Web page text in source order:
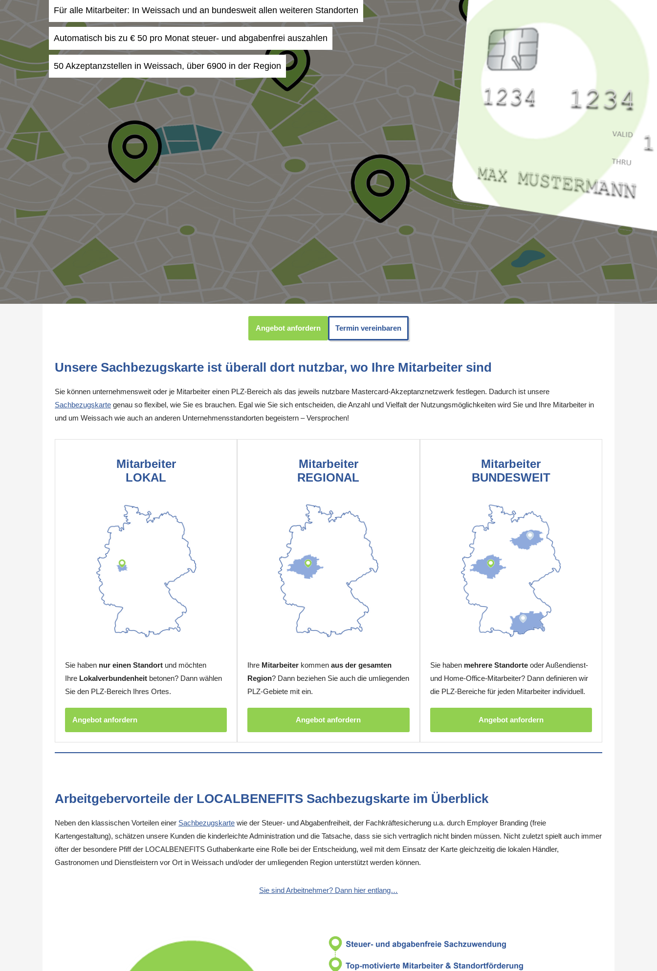
Für alle Mitarbeiter: In Weissach und an bundesweit allen weiteren Standorten
Automatisch bis zu € 50 pro Monat steuer- und abgabenfrei auszahlen
50 Akzeptanzstellen in Weissach, über 6900 in der Region
Angebot anfordern Termin vereinbaren
Unsere Sachbezugskarte ist überall dort nutzbar, wo Ihre Mitarbeiter sind
Sie können unternehmensweit oder je Mitarbeiter einen PLZ-Bereich als das jeweils nutzbare Mastercard-Akzeptanznetzwerk festlegen. Dadurch ist unsere
Sachbezugskarte genau so flexibel, wie Sie es brauchen. Egal wie Sie sich entscheiden, die Anzahl und Vielfalt der Nutzungsmöglichkeiten wird Sie und Ihre Mitarbeiter in
und um Weissach wie auch an anderen Unternehmensstandorten begeistern – Versprochen!
Mitarbeiter
LOKAL
Sie haben nur einen Standort und möchten
Ihre Lokalverbundenheit betonen? Dann wählen
Sie den PLZ-Bereich Ihres Ortes.
Angebot anfordern
Mitarbeiter
REGIONAL
Ihre Mitarbeiter kommenaus der gesamten
Region? Dann beziehen Sie auch die umliegenden
PLZ-Gebiete mit ein.
Angebot anfordern
Mitarbeiter
BUNDESWEIT
Sie haben mehrere Standorteoder Außendienst-
und Home-Office-Mitarbeiter? Dann definieren wir
die PLZ-Bereiche für jeden Mitarbeiter individuell.
Angebot anfordern
Arbeitgebervorteile der LOCALBENEFITS Sachbezugskarte im Überblick
Neben den klassischen Vorteilen einer Sachbezugskarte wie der Steuer- und Abgabenfreiheit, der Fachkräftesicherung u.a. durch Employer Branding (freie
Kartengestaltung), schätzen unsere Kunden die kinderleichte Administration und die Tatsache, dass sie sich vertraglich nicht binden müssen. Nicht zuletzt spielt auch immer
öfter der besondere Pfiff der LOCALBENEFITS Guthabenkarte eine Rolle bei der Entscheidung, weil mit dem Einsatz der Karte gleichzeitig die lokalen Händler,
Gastronomen und Dienstleistern vor Ort in Weissach und/oder der umliegenden Region unterstützt werden können.
Sie sind Arbeitnehmer? Dann hier entlang…